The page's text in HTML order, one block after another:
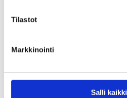
Tilastot
Markkinointi
Salli kaikki